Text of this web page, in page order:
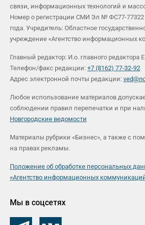
связи, информационных технологий и
Номер о регистрации СМИ Эл № ФС77-77322
года. Учредитель: Областное
учреждение «Агентство информационных
Главный редактор: И.о. главного редактора
Телефон/факс редакции: +7 (8162) 77-32-92
Адрес электронной почты редакции:
Любое использование материалов
соблюдении правил перепечатки и при
Новгородские ведомости
Материалы рубрики «Бизнес», а также с
на правах рекламы.
Положение об обработке персональных
«Агентство информационных
Мы в соцсетях